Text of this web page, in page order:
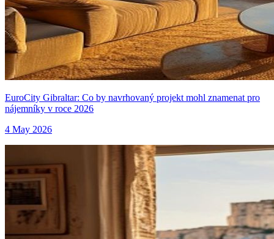
EuroCity Gibraltar: Co by navrhovaný projekt mohl znamenat pro
nájemníky v roce 2026
4 May 2026